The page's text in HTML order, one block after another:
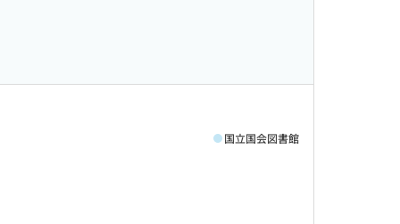
国立国会図書館